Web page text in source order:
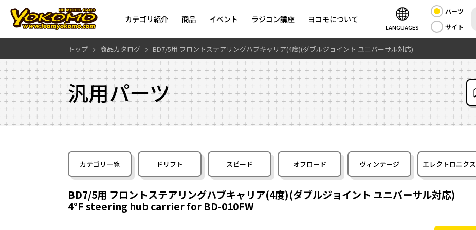
カテゴリ紹介 商品 イベント ラジコン講座 ヨコモについて
LANGUAGES
パーツ
サイト
トップ 商品カタログ BD7/5用 フロントステアリングハブキャリア(4度)(ダブルジョイント ユニバーサル対応)
汎用パーツ
カテゴリ一覧 ドリフト スピード オフロード ヴィンテージ エレクトロニクス
BD7/5用 フロントステアリングハブキャリア(4度)(ダブルジョイント ユニバーサル対応)
4°F steering hub carrier for BD-010FW